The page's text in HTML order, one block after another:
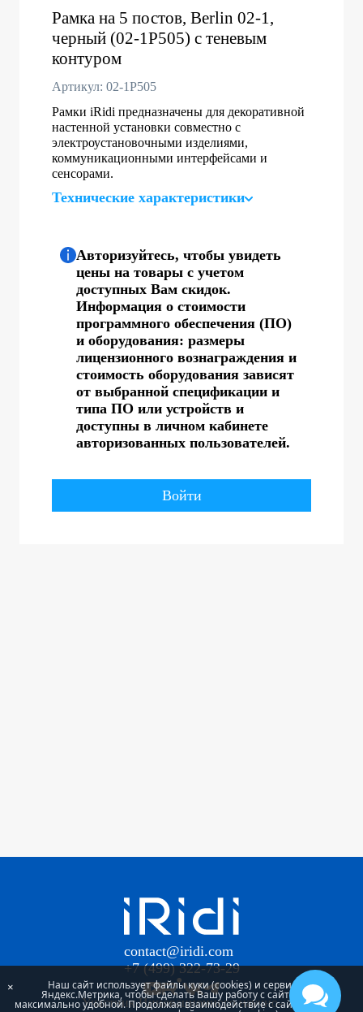
Рамка на 5 постов, Berlin 02-1,
черный (02-1P505) с теневым
контуром
Артикул: 02-1P505
Рамки iRidi предназначены для декоративной
настенной установки совместно с
электроустановочными изделиями,
коммуникационными интерфейсами и
сенсорами.
Технические характеристики
Авторизуйтесь, чтобы увидеть
цены на товары с учетом
доступных Вам скидок.
Информация о стоимости
программного обеспечения (ПО)
и оборудования: размеры
лицензионного вознаграждения и
стоимость оборудования зависят
от выбранной спецификации и
типа ПО или устройств и
доступны в личном кабинете
авторизованных пользователей.
Войти
contact@iridi.com
+7 (499) 322-73-29
Участник Инновационного научно-
× Наш сайт использует файлы куки (cookies) и сервис
Яндекс.Метрика, чтобы сделать Вашу работу с сайтом
максимально удобной. Продолжая взаимодействие с сайтом, Вы